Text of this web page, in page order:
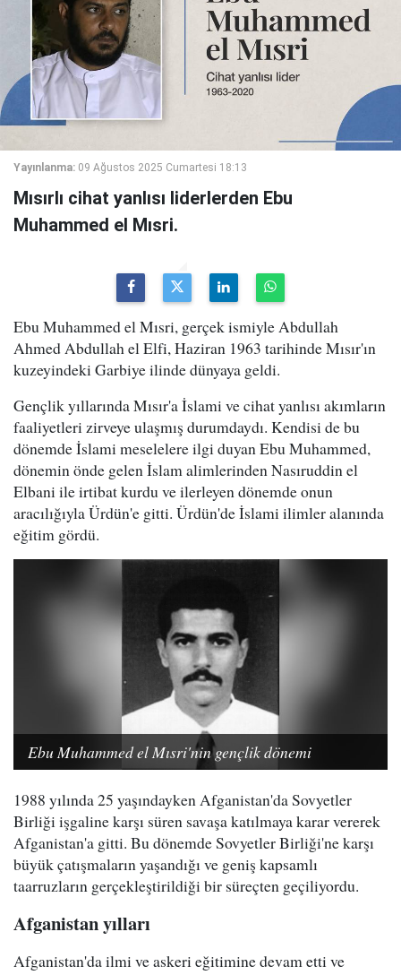
Yayınlanma: 09 Ağustos 2025 Cumartesi 18:13
Mısırlı cihat yanlısı liderlerden Ebu
Muhammed el Mısri.
Ebu Muhammed el Mısri, gerçek ismiyle Abdullah
Ahmed Abdullah el Elfi, Haziran 1963 tarihinde Mısır'ın
kuzeyindeki Garbiye ilinde dünyaya geldi.
Gençlik yıllarında Mısır'a İslami ve cihat yanlısı akımların
faaliyetleri zirveye ulaşmış durumdaydı. Kendisi de bu
dönemde İslami meselelere ilgi duyan Ebu Muhammed,
dönemin önde gelen İslam alimlerinden Nasıruddin el
Elbani ile irtibat kurdu ve ilerleyen dönemde onun
aracılığıyla Ürdün'e gitti. Ürdün'de İslami ilimler alanında
eğitim gördü.
Ebu Muhammed el Mısri'nin gençlik dönemi
1988 yılında 25 yaşındayken Afganistan'da Sovyetler
Birliği işgaline karşı süren savaşa katılmaya karar vererek
Afganistan'a gitti. Bu dönemde Sovyetler Birliği'ne karşı
büyük çatışmaların yaşandığı ve geniş kapsamlı
taarruzların gerçekleştirildiği bir süreçten geçiliyordu.
Afganistan yılları
Afganistan'da ilmi ve askeri eğitimine devam etti ve